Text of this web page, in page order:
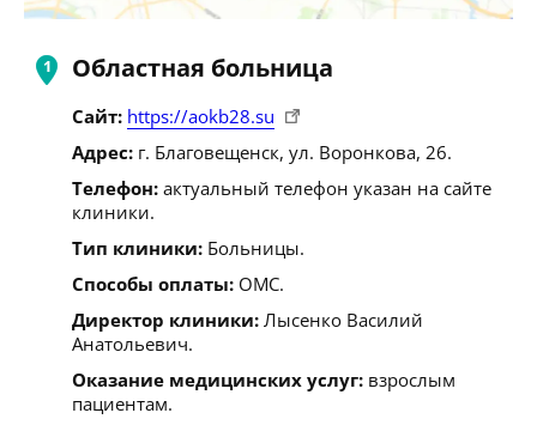
Областная больница
Сайт: https://aokb28.su
Адрес: г. Благовещенск, ул. Воронкова, 26.
Телефон: актуальный телефон указан на сайте
клиники.
Тип клиники: Больницы.
Способы оплаты: ОМС.
Директор клиники: Лысенко Василий
Анатольевич.
Оказание медицинских услуг: взрослым
пациентам.